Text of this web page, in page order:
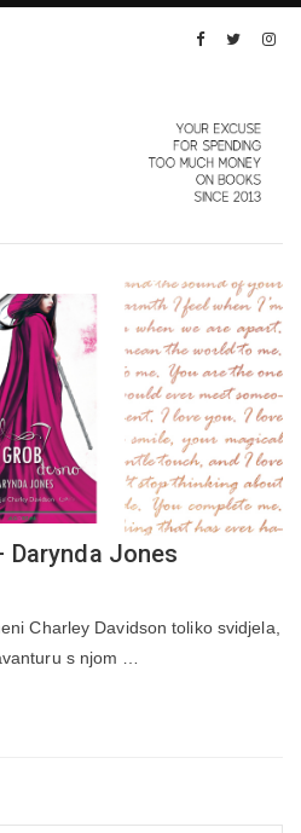
Darynda Jones
Charley Davidson toliko svidjela,
s njom …